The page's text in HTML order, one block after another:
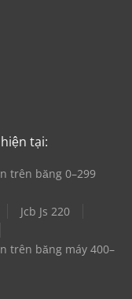
tại:
trên băng 0–299
Jcb Js 220
trên băng máy 400–